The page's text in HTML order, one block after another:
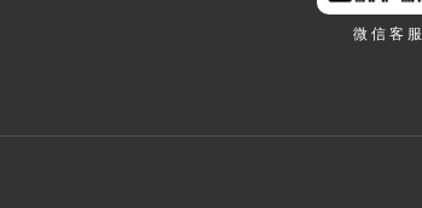
微信客服